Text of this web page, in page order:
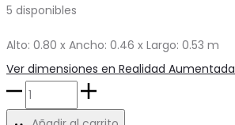
era:
5 disponibles
Alto: 0.80 x Ancho: 0.46 x Largo: 0.53 m
Ver dimensiones en Realidad Aumentada
Silla
de